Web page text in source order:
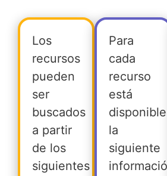
Los
recursos
pueden
ser
buscados
a partir
de los
siguientes
Para
cada
recurso
está
disponible
la
siguiente